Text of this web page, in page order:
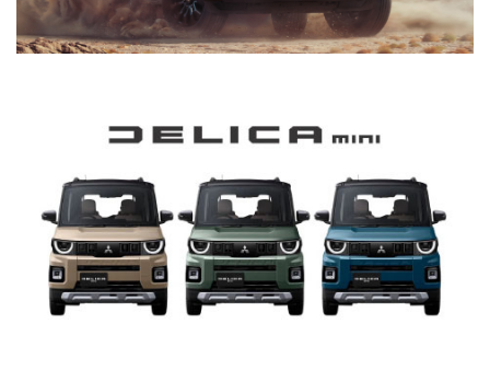
12月28日(日)～1月3日(日)は休業とさせていただきま
す。事故や故障など緊急の場合はJAFロードサービス
2025.12.18
走行性能を進化させた新型『デリカD:5』を2026年1月
9日に発売します！
2025.12.4
2025年度内に発売予定の新型『デリカD:5』を一足早
詳細を見る
DELICA MINI
詳細を見る